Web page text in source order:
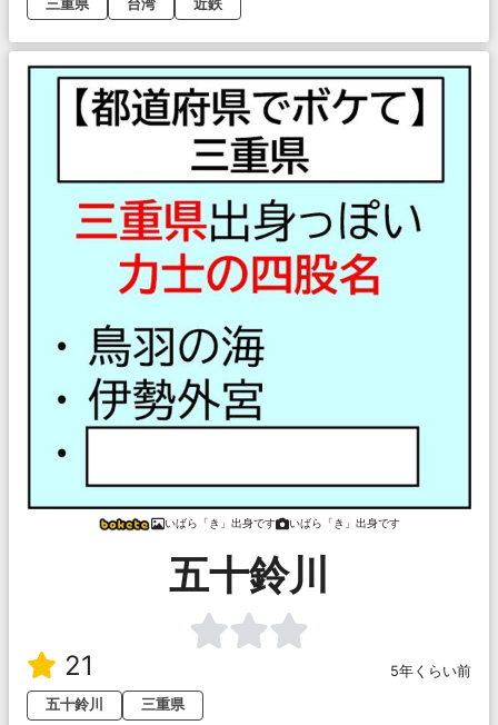
三重県
台湾 近鉄
いばら「き」出身です いばら「き」出身です
五十鈴川
21
5年くらい前
五十鈴川
三重県